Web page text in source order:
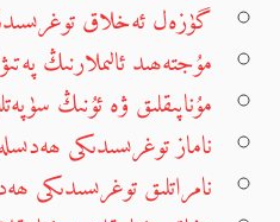
گۈزەل ئەخلاق
مۇجتەھىد ئالىملارنىڭ
مۇناپىقلىق ۋە ئۇنىڭ
ناماز توغرىسىدىكى
نامراتلىق توغرىسىدىكى